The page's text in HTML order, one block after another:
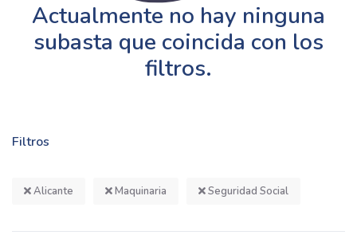
Filtros
Alicante Maquinaria Seguridad Social
Actualmente no hay ninguna
subasta que coincida con los
filtros.